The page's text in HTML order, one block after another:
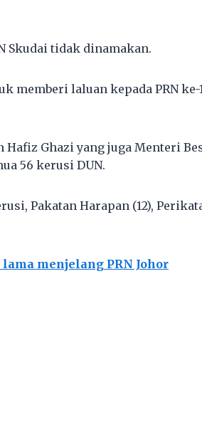
Skudai tidak dinamakan.
memberi laluan kepada PRN
Hafiz Ghazi yang juga Menteri
56 kerusi DUN.
Pakatan Harapan (12),
menjelang PRN Johor